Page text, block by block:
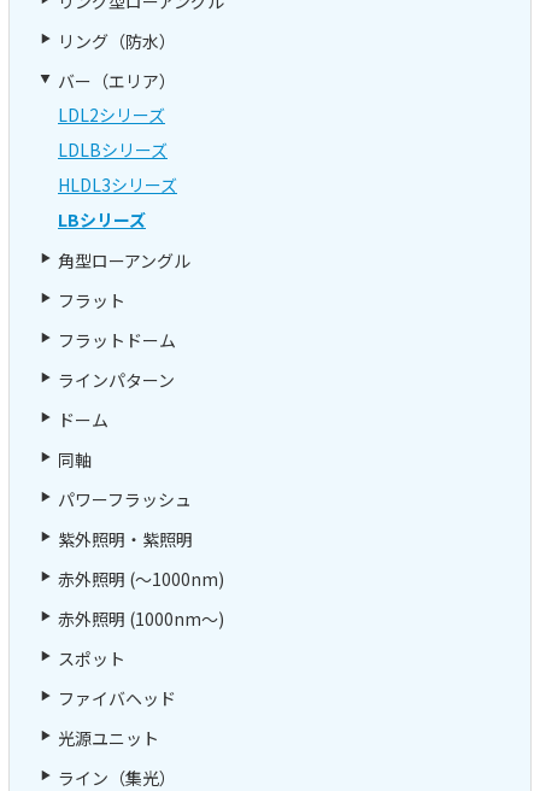
リング（防水）
バー（エリア）
LDL2シリーズ
LDLBシリーズ
HLDL3シリーズ
LBシリーズ
角型ローアングル
フラット
フラットドーム
ラインパターン
ドーム
同軸
パワーフラッシュ
紫外照明・紫照明
赤外照明 (～1000nm)
赤外照明 (1000nm～)
スポット
ファイバヘッド
光源ユニット
ライン（集光）